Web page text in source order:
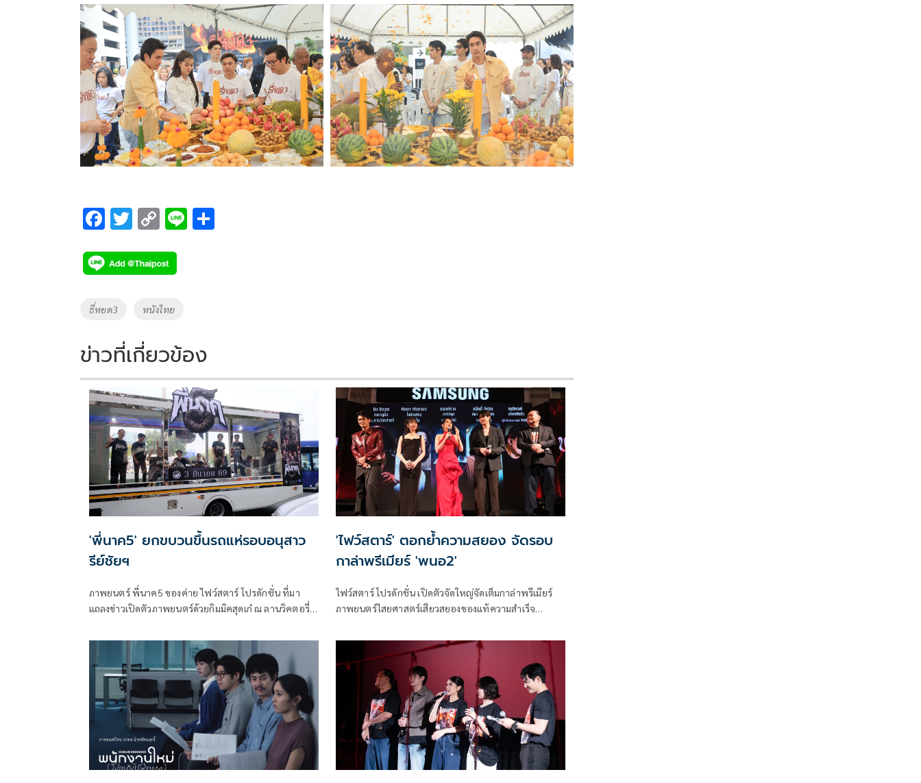
F
e
b
o
k
T
tt
er
C
p
y
Li
k
Li
Tags
ธี่หยด3 หนังไทย
ข่าวที่เกี่ยวข้อง
'พี่นาค5' ยกขบวนขึ้นรถแห่รอบอนุสาว
รีย์ชัยฯ
ภาพยนตร์ พี่นาค5 ของค่าย ไฟว์สตาร์ โปรดักชั่น ที่มา
แถลงข่าวเปิดตัวภาพยนตร์ด้วยกิมมิคสุดเก๋ ณ ลานวิคตอรี่
ยิ่งใหญ่ถือฤกษ์ดีวนรอบอนุสาวรีย์ชัยสมรภูมิ และเปิด
ประเดิมด้วยโชว์จากศิลปิน SPRITE(สไปร์ท) ในเพลง ผีพี่
นาค ซึ่งเป็นหนึ่งในเพลงประกอบภาพยนตร์ พี่นาค5
'ไฟว์สตาร์' ตอกย้ำความสยอง จัดรอบ
กาล่าพรีเมียร์ 'พนอ2'
ไฟว์สตาร์ โปรดักชั่น เปิดตัวจัดใหญ่จัดเต็มกาล่าพรีเมียร์
ภาพยนตร์ไสยศาสตร์เสียวสยองของแท้ความสําเร็จ
กลับมาเสียวสยองอีกครั้งใน “พนอ2” โดยภาพยนตร์จะ
บอกเล่าเรื่องราวหลังจากที่ พนอ ได้คืนพลังเทพสามตา
ชีวิตของพนอก็เหมือนถูกรีเซ็ตเริ่มความทรงจําใหม่กับการ
เรียนในรั้ววิทยาลัยครูอย่างที่เธอใฝ่ฝัน โดยมี เปี๊ยก คอยเฝ้า
มองและช่วยเหลือเธออยู่ห่างๆ